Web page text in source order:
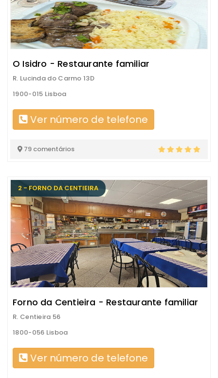
O Isidro - Restaurante familiar
R. Lucinda do Carmo 13D
1900-015 Lisboa
Ver número de telefone
79 comentários
2 - FORNO DA CENTIEIRA
Forno da Centieira - Restaurante familiar
R. Centieira 56
1800-056 Lisboa
Ver número de telefone